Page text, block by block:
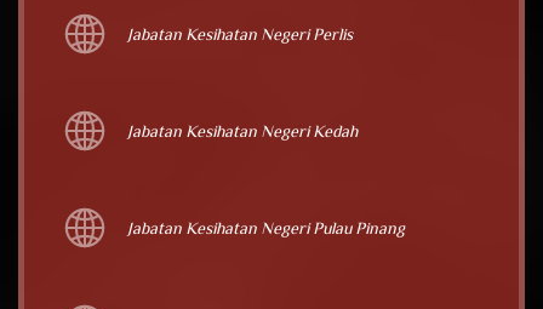
Jabatan Kesihatan Negeri Perlis
Jabatan Kesihatan Negeri Kedah
Jabatan Kesihatan Negeri Pulau Pinang